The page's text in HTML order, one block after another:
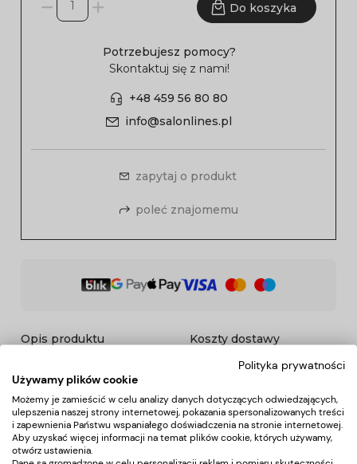
Do koszyka
Potrzebujesz pomocy?
Skontaktuj się z nami!
+48 459 56 80 80
info@salonlines.pl
zapytaj o produkt
poleć znajomemu
Opis produktu Koszty dostawy
Opis
Biurko Softz pochłaniaczem pyłu VENTO PRO PLUS to
połączenie lakierowanych matowych powierzchni w kolorze
Polityka prywatności
Używamy plików cookie
Możemy je zamieścić w celu analizy danych dotyczących odwiedzających,
ulepszenia naszej strony internetowej, pokazania spersonalizowanych treści
i zapewnienia Państwu wspaniałego doświadczenia na stronie internetowej.
Aby uzyskać więcej informacji na temat plików cookie, których używamy,
otwórz ustawienia.